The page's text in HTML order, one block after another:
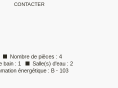
Nombre de pièces : 4
bain : 1
Salle(s) d'eau : 2
énergétique : B - 103
CONTACTER